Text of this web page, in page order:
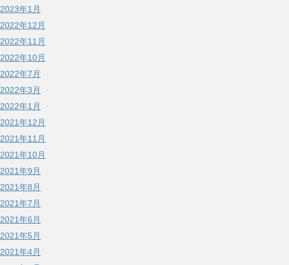
2023年1月
2022年12月
2022年11月
2022年10月
2022年7月
2022年3月
2022年1月
2021年12月
2021年11月
2021年10月
2021年9月
2021年8月
2021年7月
2021年6月
2021年5月
2021年4月